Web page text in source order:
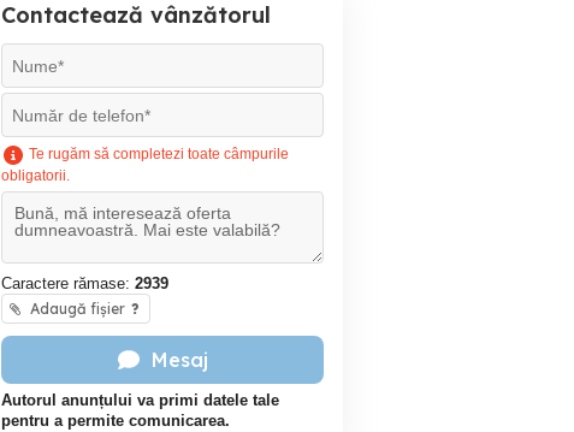
Contactează vânzătorul
Te rugăm să completezi toate câmpurile
obligatorii.
Caractere rămase: 2939
Adaugă fișier ?
Mesaj
Autorul anunțului va primi datele tale
pentru a permite comunicarea.